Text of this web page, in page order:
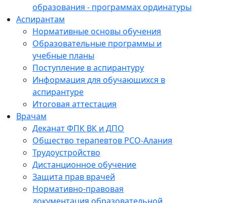
образования - программах ординатуры
Аспирантам
Нормативные основы обучения
Образовательные программы и
учебные планы
Поступление в аспирантуру
Информация для обучающихся в
аспирантуре
Итоговая аттестация
Врачам
Деканат ФПК ВК и ДПО
Общество терапевтов РСО-Алания
Трудоустройство
Дистанционное обучение
Защита прав врачей
Нормативно-правовая